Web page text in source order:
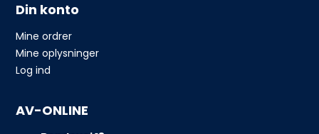
Din konto
Mine ordrer
Mine oplysninger
Log ind
AV-ONLINE